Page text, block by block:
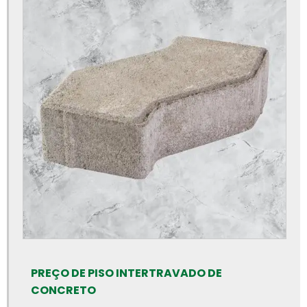
Bloquete para calçamento
Bloquete de cimento para calçada
Bloquete de concreto para calçada
Bloquete intertravado de concreto
Bloquetes para calçamento preço
Bloquetes de concreto para piso
Bloquetes de concreto preço
Calha de concreto para piso
Calha de concreto pré moldado
Calha de concreto preço
Calhas de concreto
PREÇO DE PISO INTERTRAVADO DE
CONCRETO